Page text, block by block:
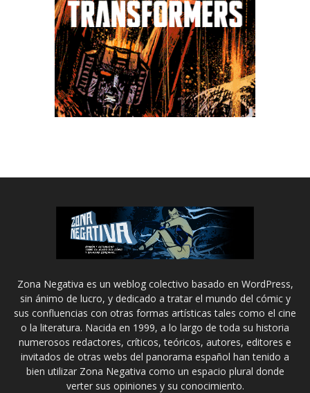
Zona Negativa es un weblog colectivo basado en WordPress,
sin ánimo de lucro, y dedicado a tratar el mundo del cómic y
sus confluencias con otras formas artísticas tales como el cine
o la literatura. Nacida en 1999, a lo largo de toda su historia
numerosos redactores, críticos, teóricos, autores, editores e
invitados de otras webs del panorama español han tenido a
bien utilizar Zona Negativa como un espacio plural donde
verter sus opiniones y su conocimiento.